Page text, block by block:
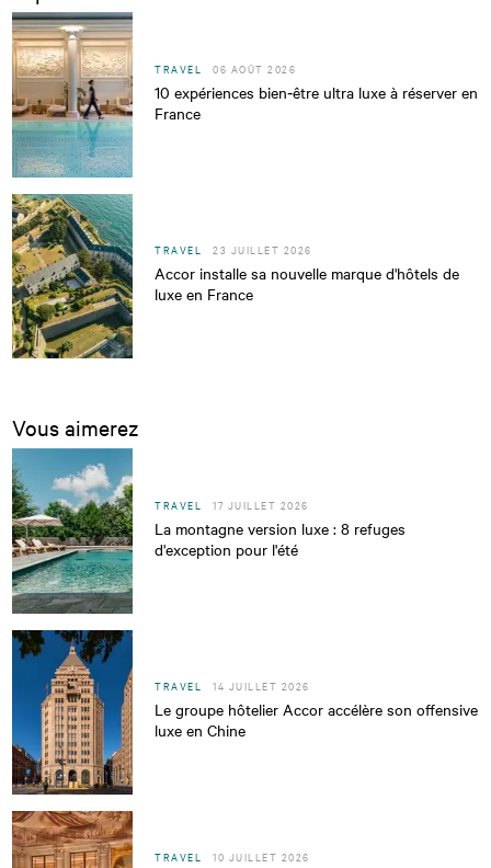
TRAVEL 06 AOÛT 2026
10 expériences bien‑être ultra luxe à réserver en
France
TRAVEL 23 JUILLET 2026
Accor installe sa nouvelle marque d'hôtels de
luxe en France
Vous aimerez
TRAVEL 17 JUILLET 2026
La montagne version luxe : 8 refuges
d'exception pour l'été
TRAVEL 14 JUILLET 2026
Le groupe hôtelier Accor accélère son offensive
luxe en Chine
TRAVEL 10 JUILLET 2026